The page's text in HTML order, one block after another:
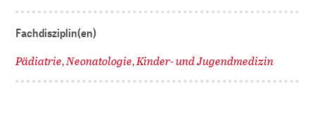
Fachdisziplin(en)
Pädiatrie,Neonatologie,Kinder- und Jugendmedizin